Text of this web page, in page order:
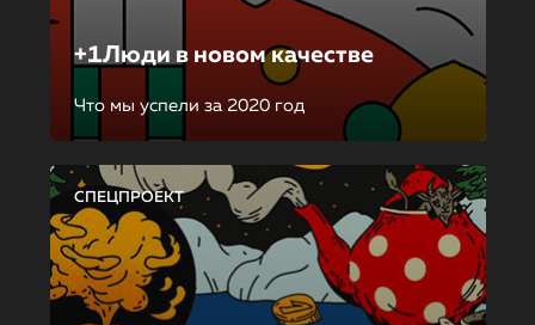
+1Люди в новом качестве
Что мы успели за 2020 год
СПЕЦПРОЕКТ